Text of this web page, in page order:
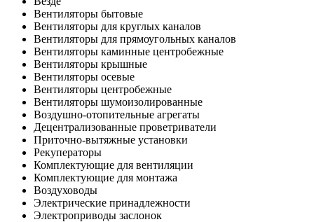
Вентиляторы бытовые
Вентиляторы для круглых каналов
Вентиляторы для прямоугольных каналов
Вентиляторы каминные центробежные
Вентиляторы крышные
Вентиляторы осевые
Вентиляторы центробежные
Вентиляторы шумоизолированные
Воздушно-отопительные агрегаты
Децентрализованные проветриватели
Приточно-вытяжные установки
Рекуператоры
Комплектующие для вентиляции
Комплектующие для монтажа
Воздуховоды
Электрические принадлежности
Электроприводы заслонок